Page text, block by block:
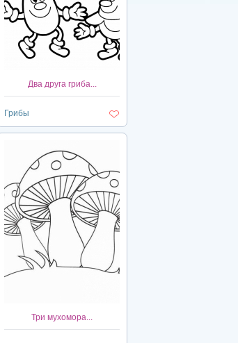
Два друга гриба...
Грибы
Три мухомора...